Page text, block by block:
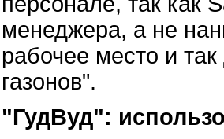
менеджера, а не
рабочее место и
газонов".
"ГудВуд":